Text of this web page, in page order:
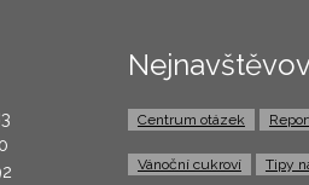
Centrum otázek
Vánoční cukroví Tipy